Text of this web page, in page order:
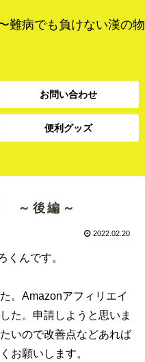
難病でも負けない漢の物
お問い合わせ
便利グッズ
～後編～
2022.02.20
くんです。
。Amazonアフィリエイ
た。申請しようと思いま
いので改善点などあれば
お願いします。